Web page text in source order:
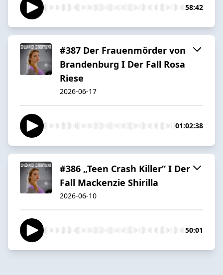
58:42
#387 Der Frauenmörder von
Brandenburg I Der Fall Rosa
Riese
2026-06-17
01:02:38
#386 „Teen Crash Killer“ I Der
Fall Mackenzie Shirilla
2026-06-10
50:01